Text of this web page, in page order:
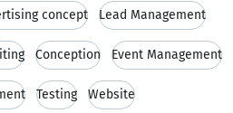
concept Lead Management
Conception Event Management
Testing Website